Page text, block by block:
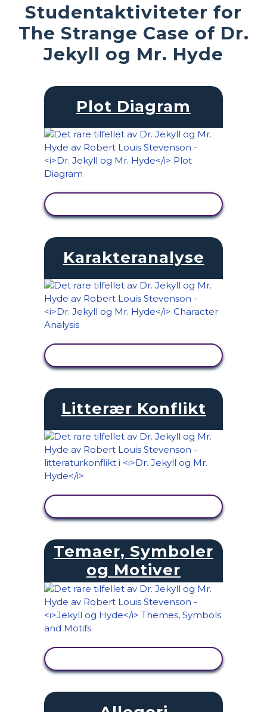
Studentaktiviteter for
The Strange Case of Dr.
Jekyll og Mr. Hyde
Plot Diagram
Karakteranalyse
Litterær Konflikt
Temaer, Symboler
og Motiver